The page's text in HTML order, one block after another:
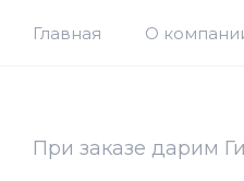
Главная О
При заказе дарим